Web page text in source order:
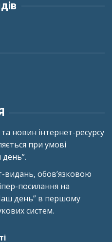
новин інтернет-ресурсу
при умові
видань, обов’язковою
посилання на
день” в першому
систем.